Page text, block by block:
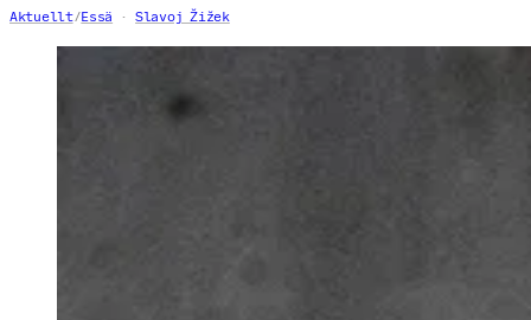
Aktuellt/Essä Slavoj Žižek